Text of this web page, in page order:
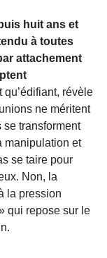
huit ans et
à toutes
attachement
révèle
ne méritent
se transforment
manipulation et
se taire pour
Non, la
la pression
qui repose sur le